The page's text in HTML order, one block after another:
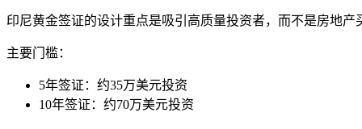
印尼黄金签证的设计重点是吸引高质量投资者，而不是房地产
主要门槛：
5年签证：约35万美元投资
10年签证：约70万美元投资